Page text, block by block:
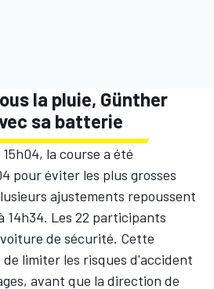
la pluie, Günther
sa batterie
la course a été
pour éviter les plus grosses
ajustements repoussent
14h34. Les 22 participants
de sécurité. Cette
limiter les risques d'accident
avant que la direction de